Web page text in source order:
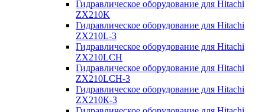
Гидравлическое оборудование для Hitachi
ZX210K
Гидравлическое оборудование для Hitachi
ZX210L-3
Гидравлическое оборудование для Hitachi
ZX210LCH
Гидравлическое оборудование для Hitachi
ZX210LCH-3
Гидравлическое оборудование для Hitachi
ZX210К-3